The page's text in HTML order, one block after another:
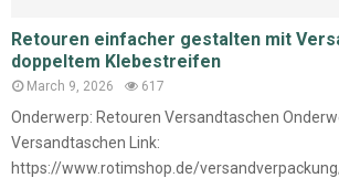
Retouren einfacher gestalten mit
doppeltem Klebestreifen
March 9, 2026 617
Onderwerp: Retouren Versandtaschen
Versandtaschen Link:
https://www.rotimshop.de/